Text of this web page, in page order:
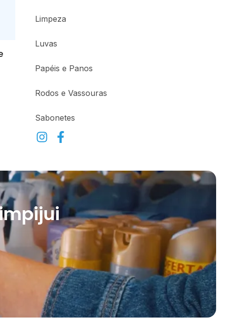
Limpeza
Luvas
Papéis e Panos
Rodos e Vassouras
Sabonetes